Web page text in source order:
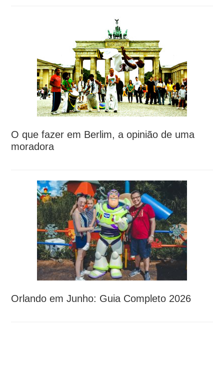
O que fazer em Berlim, a opinião de uma
moradora
Orlando em Junho: Guia Completo 2026